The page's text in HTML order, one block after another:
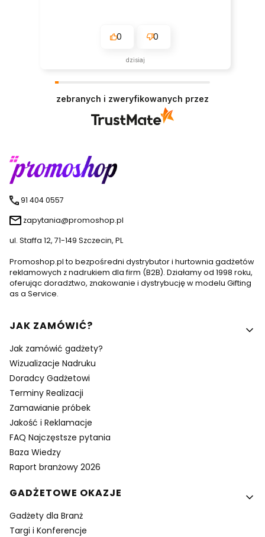
0 0
dzisiaj
zebranych i zweryfikowanych przez
91 404 0557
zapytania@promoshop.pl
ul. Staffa 12, 71-149 Szczecin, PL
Promoshop.pl to bezpośredni dystrybutor i hurtownia gadżetów
reklamowych z nadrukiem dla firm (B2B). Działamy od 1998 roku,
oferując doradztwo, znakowanie i dystrybucję w modelu Gifting
as a Service.
Linki w stopce
JAK ZAMÓWIĆ?
Jak zamówić gadżety?
Wizualizacje Nadruku
Doradcy Gadżetowi
Terminy Realizacji
Zamawianie próbek
Jakość i Reklamacje
FAQ Najczęstsze pytania
Baza Wiedzy
Raport branżowy 2026
GADŻETOWE OKAZJE
Gadżety dla Branż
Targi i Konferencje